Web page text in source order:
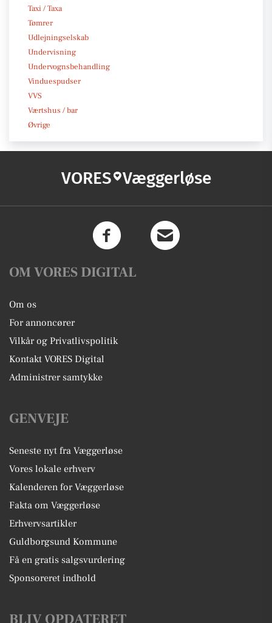
Taxi / Taxa
Tømrer
Udlejningselskab
Undervisning
Undervognsbehandling
Vinduespudser
VVS
Værtshus / bar
Øvrige
VORES Væggerløse
OM VORES DIGITAL
Om os
For annoncører
Vilkår og Privatlivspolitik
Kontakt VORES Digital
Administrer samtykke
GENVEJE
Seneste nyt fra Væggerløse
Vores lokale erhverv
Kalenderen for Væggerløse
Fakta om Væggerløse
Erhvervsartikler
Guldborgsund Kommune
Få en gratis salgsvurdering
Sponsoreret indhold
BLIV OPDATERET